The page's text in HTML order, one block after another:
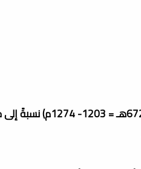
محمد بن عبد الله بن مالك الطائي